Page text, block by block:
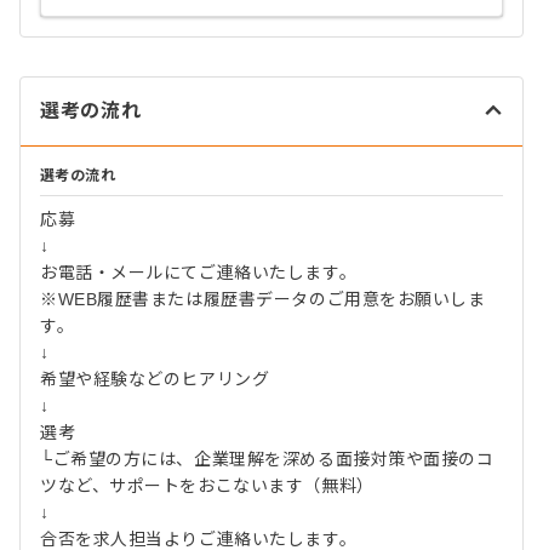
選考の流れ
選考の流れ
応募
↓
お電話・メールにてご連絡いたします。
※WEB履歴書または履歴書データのご用意をお願いしま
す。
↓
希望や経験などのヒアリング
↓
選考
└ご希望の方には、企業理解を深める面接対策や面接のコ
ツなど、サポートをおこないます（無料）
↓
合否を求人担当よりご連絡いたします。